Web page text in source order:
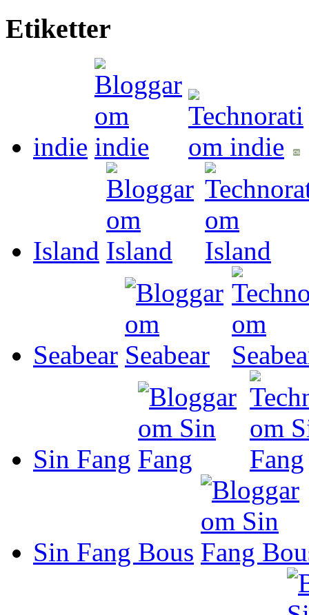
Etiketter
indie
Island
Seabear
Sin Fang
Sin Fang Bous